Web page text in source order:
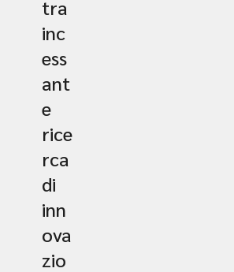
tra
inc
ess
ant
e
rice
rca
di
inn
ova
zio